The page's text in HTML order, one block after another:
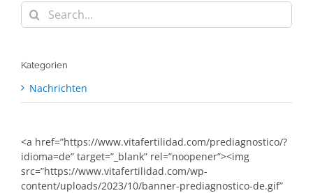
Search
for:
Kategorien
Nachrichten
<a href=”https://www.vitafertilidad.com/prediagnostico/?
idioma=de” target=”_blank” rel=”noopener”><img
src=”https://www.vitafertilidad.com/wp-
content/uploads/2023/10/banner-prediagnostico-de.gif”